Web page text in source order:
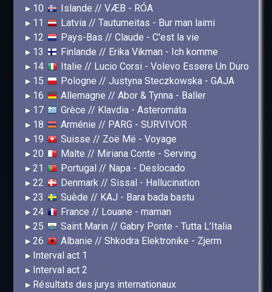
10
Islande // VÆB - RÓA
11
Latvia // Tautumeitas - Bur man laimi
12
Pays-Bas // Claude - C'est la vie
13
Finlande // Erika Vikman - Ich komme
14
Italie // Lucio Corsi - Volevo Essere Un Duro
15
Pologne // Justyna Steczkowska - GAJA
16
Allemagne // Abor & Tynna - Baller
17
Grèce // Klavdia - Asteromáta
18
Arménie // PARG - SURVIVOR
19
Suisse // Zoë Më - Voyage
20
Malte // Miriana Conte - Serving
21
Portugal // Napa - Deslocado
22
Denmark // Sissal - Hallucination
23
Suède // KAJ - Bara bada bastu
24
France // Louane - maman
25
Saint Marin // Gabry Ponte - Tutta L’Italia
26
Albanie // Shkodra Elektronike - Zjerm
Interval act 1
Interval act 2
Résultats des jurys internationaux